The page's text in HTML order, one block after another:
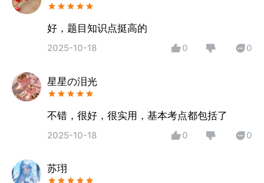
好，题目知识点挺高的
2025-10-18 0 0
星星の泪光
不错，很好，很实用，基本考点都包括了
2025-10-18 0 0
苏珝